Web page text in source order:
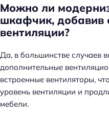
Можно ли
шкафчик, добавив
вентиляции?
Да, в большинстве случаев
дополнительные
встроенные вентиляторы,
уровень вентиляции и
мебели.